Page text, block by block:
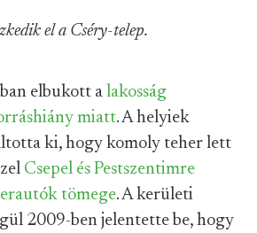
el a Cséry-telep.
elbukott a lakosság
miatt. A helyiek
ki, hogy komoly teher lett
Csepel és Pestszentimre
tömege. A kerületi
2009-ben jelentette be, hogy